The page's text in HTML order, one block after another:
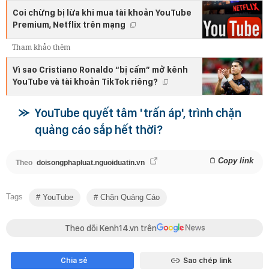
Coi chừng bị lừa khi mua tài khoản YouTube
Premium, Netflix trên mạng
Tham khảo thêm
Vì sao Cristiano Ronaldo “bị cấm” mở kênh
YouTube và tài khoản TikTok riêng?
YouTube quyết tâm 'trấn áp', trình chặn
quảng cáo sắp hết thời?
Theo doisongphapluat.nguoiduatin.vn Copy link
Tags YouTube Chặn Quảng Cáo
Theo dõi Kenh14.vn trên
Chia sẻ Sao chép link